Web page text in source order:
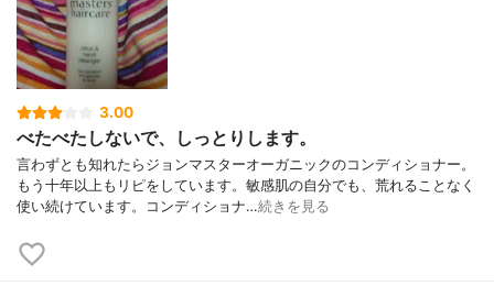
3.00
べたべたしないで、しっとりします。
言わずとも知れたらジョンマスターオーガニックのコンディショナー。
もう十年以上もリピをしています。敏感肌の自分でも、荒れることなく
使い続けています。コンディショナ…続きを見る